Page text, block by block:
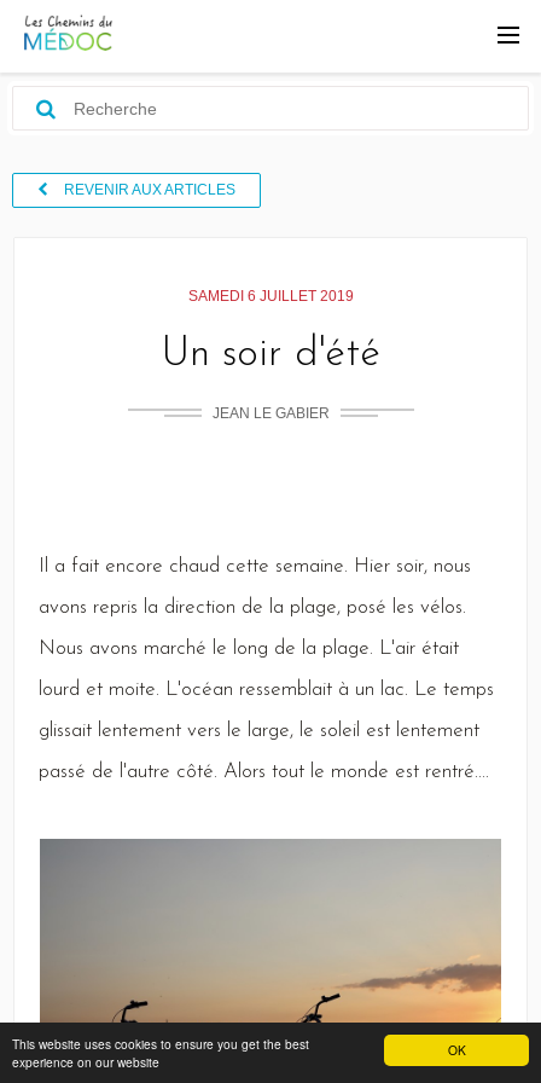
OK
This website uses cookies to ensure you get the best
experience on our website
REVENIR AUX ARTICLES
SAMEDI 6 JUILLET 2019
Un soir d'été
JEAN LE GABIER
a fait encore chaud cette semaine. Hier soir, nous
avons repris la direction de la plage, posé les vélos.
Nous avons marché le long de la plage. L'air était
lourd et moite. L'océan ressemblait à un lac. Le temps
glissait lentement vers le large, le soleil est lentement
passé de l'autre côté. Alors tout le monde est rentré....